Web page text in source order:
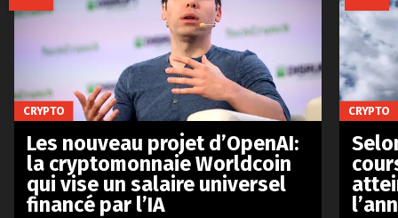
CRYPTO
Les nouveau projet d’OpenAI:
la cryptomonnaie Worldcoin
qui vise un salaire universel
financé par l’IA
CRYPTO